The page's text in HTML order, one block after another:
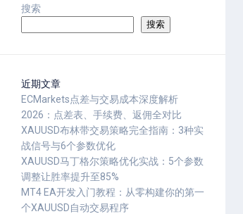
搜索
搜索
近期文章
ECMarkets点差与交易成本深度解析
2026：点差表、手续费、返佣全对比
XAUUSD布林带交易策略完全指南：3种实
战信号与6个参数优化
XAUUSD马丁格尔策略优化实战：5个参数
调整让胜率提升至85%
MT4 EA开发入门教程：从零构建你的第一
个XAUUSD自动交易程序